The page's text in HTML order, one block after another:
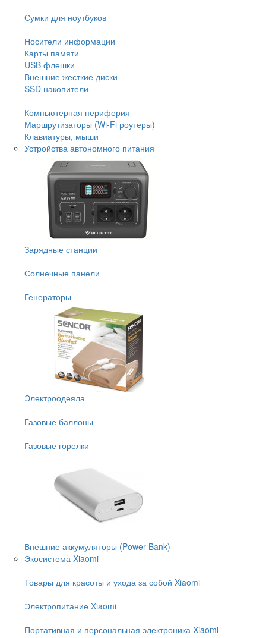
Сумки для ноутбуков
Носители информации
Карты памяти
USB флешки
Внешние жесткие диски
SSD накопители
Компьютерная периферия
Маршрутизаторы (Wi-Fi роутеры)
Клавиатуры, мыши
Устройства автономного питания
Зарядные станции
Солнечные панели
Генераторы
Электроодеяла
Газовые баллоны
Газовые горелки
Внешние аккумуляторы (Power Bank)
Экосистема Xiaomi
Товары для красоты и ухода за собой Xiaomi
Электропитание Xiaomi
Портативная и персональная электроника Xiaomi